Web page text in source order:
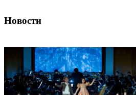
Новости